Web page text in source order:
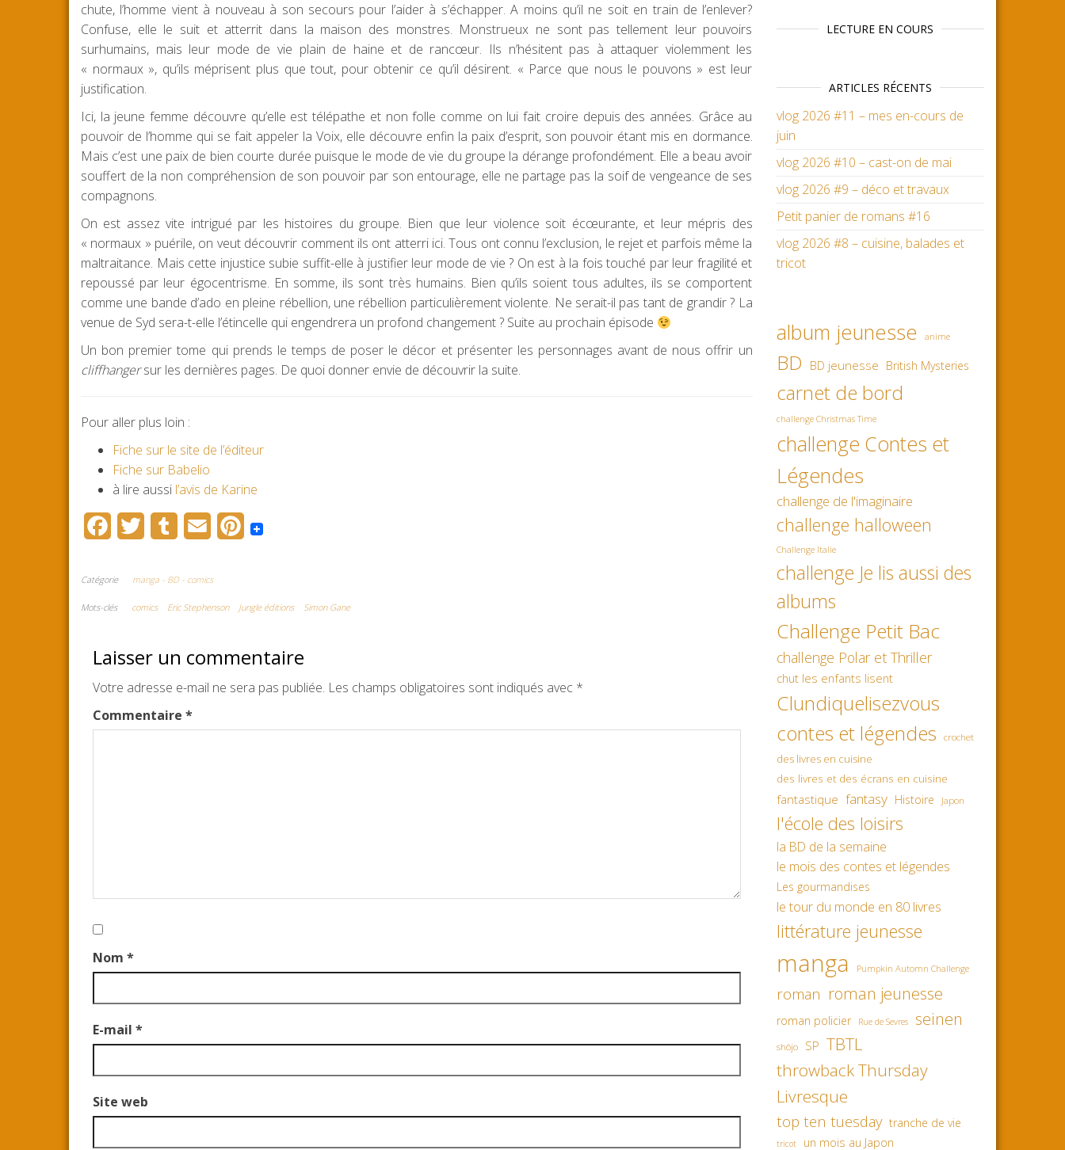
chute, l’homme vient à nouveau à son secours pour l’aider à s’échapper. A moins qu’il ne soit en train de l’enlever?
Confuse, elle le suit et atterrit dans la maison des monstres. Monstrueux ne sont pas tellement leur pouvoirs
surhumains, mais leur mode de vie plain de haine et de rancœur. Ils n’hésitent pas à attaquer violemment les
« normaux », qu’ils méprisent plus que tout, pour obtenir ce qu’il désirent. « Parce que nous le pouvons » est leur
justification.
Ici, la jeune femme découvre qu’elle est télépathe et non folle comme on lui fait croire depuis des années. Grâce au
pouvoir de l’homme qui se fait appeler la Voix, elle découvre enfin la paix d’esprit, son pouvoir étant mis en dormance.
Mais c’est une paix de bien courte durée puisque le mode de vie du groupe la dérange profondément. Elle a beau avoir
souffert de la non compréhension de son pouvoir par son entourage, elle ne partage pas la soif de vengeance de ses
compagnons.
On est assez vite intrigué par les histoires du groupe. Bien que leur violence soit écœurante, et leur mépris des
« normaux » puérile, on veut découvrir comment ils ont atterri ici. Tous ont connu l’exclusion, le rejet et parfois même la
maltraitance. Mais cette injustice subie suffit-elle à justifier leur mode de vie ? On est à la fois touché par leur fragilité et
repoussé par leur égocentrisme. En somme, ils sont très humains. Bien qu’ils soient tous adultes, ils se comportent
comme une bande d’ado en pleine rébellion, une rébellion particulièrement violente. Ne serait-il pas tant de grandir ? La
venue de Syd sera-t-elle l’étincelle qui engendrera un profond changement ? Suite au prochain épisode
Un bon premier tome qui prends le temps de poser le décor et présenter les personnages avant de nous offrir un
cliffhangersur les dernières pages. De quoi donner envie de découvrir la suite.
Pour aller plus loin :
Fiche sur le site de l’éditeur
Fiche sur Babelio
à lire aussi l’avis de Karine
c
e
o
o
k
i
t
e
r
m
b
r
a
i
P
t
r
e
Catégorie manga - BD - comics
Mots-clés comics Eric Stephenson Jungle éditions Simon Gane
Laisser un commentaire
Votre adresse e-mail ne sera pas publiée. Les champs obligatoires sont indiqués avec *
Commentaire *
Nom *
E-mail *
Site web
LECTURE EN COURS
ARTICLES RÉCENTS
vlog 2026 #11 – mes en-cours de
juin
vlog 2026 #10 – cast-on de mai
vlog 2026 #9 – déco et travaux
Petit panier de romans #16
vlog 2026 #8 – cuisine, balades et
tricot
album jeunesse anime
BD BD jeunesse British Mysteries
carnet de bord
challenge Christmas Time
challenge Contes et
Légendes
challenge de l'imaginaire
challenge halloween
Challenge Italie
challenge Je lis aussi des
albums
Challenge Petit Bac
challenge Polar et Thriller
chut les enfants lisent
Clundiquelisezvous
contes et légendes
crochet
des livres en cuisine
des livres et des écrans en cuisine
fantastique fantasy Histoire Japon
l'école des loisirs
la BD de la semaine
le mois des contes et légendes
Les gourmandises
le tour du monde en 80 livres
littérature jeunesse
manga Pumpkin Automn Challenge
roman roman jeunesse
roman policier Rue de Sevres seinen
shôjo SP TBTL
throwback Thursday
Livresque
top ten tuesday tranche de vie
tricot un mois au Japon